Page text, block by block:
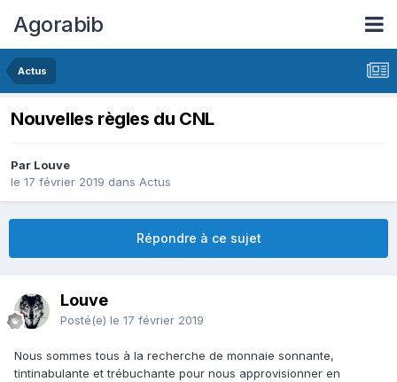
Agorabib
Actus
Nouvelles règles du CNL
Par Louve
le 17 février 2019 dans Actus
Répondre à ce sujet
Louve
Posté(e) le 17 février 2019
Nous sommes tous à la recherche de monnaie sonnante,
tintinabulante et trébuchante pour nous approvisionner en